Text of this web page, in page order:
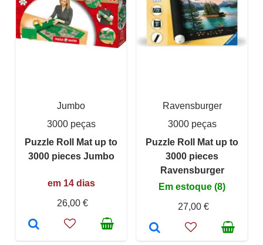
Jumbo
3000 peças
Puzzle Roll Mat up to
3000 pieces Jumbo
em 14 dias
26,00 €
Ravensburger
3000 peças
Puzzle Roll Mat up to
3000 pieces
Ravensburger
Em estoque (8)
27,00 €